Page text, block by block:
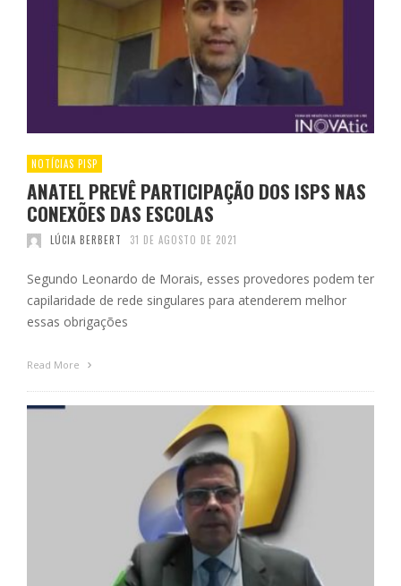
NOTÍCIAS PISP
ANATEL PREVÊ PARTICIPAÇÃO DOS ISPS NAS
CONEXÕES DAS ESCOLAS
LÚCIA BERBERT 31 DE AGOSTO DE 2021
Segundo Leonardo de Morais, esses provedores podem ter
capilaridade de rede singulares para atenderem melhor
essas obrigações
Read More